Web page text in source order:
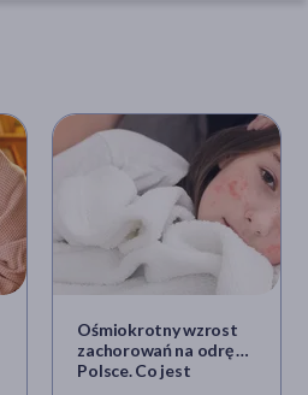
Ośmiokrotny wzrost
zachorowań na odrę w
Polsce. Co jest